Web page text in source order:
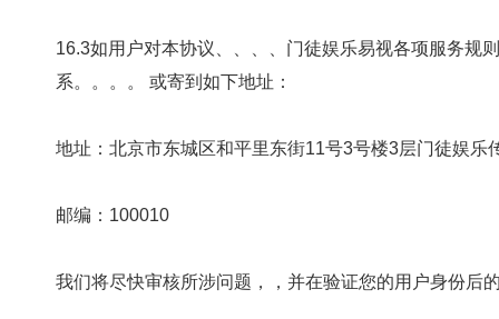
16.3如用户对本协议、、、、门徒娱乐易视各项服务
系。。。。 或寄到如下地址：
地址：北京市东城区和平里东街11号3号楼3层门徒娱乐
邮编：100010
我们将尽快审核所涉问题，，并在验证您的用户身份后的